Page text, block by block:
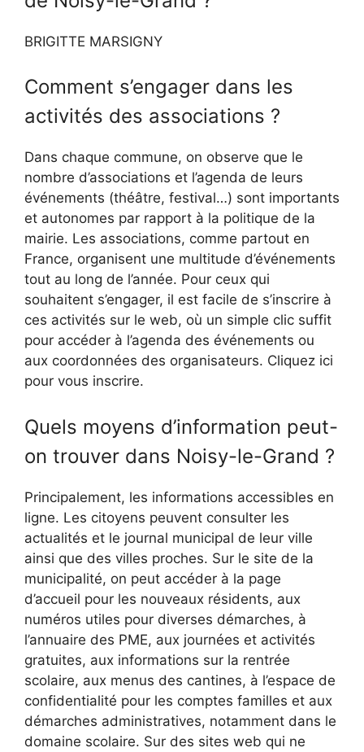
BRIGITTE MARSIGNY
Comment s’engager dans les
activités des associations ?
Dans chaque commune, on observe que le
nombre d’associations et l’agenda de leurs
événements (théâtre, festival…) sont importants
et autonomes par rapport à la politique de la
mairie. Les associations, comme partout en
France, organisent une multitude d’événements
tout au long de l’année. Pour ceux qui
souhaitent s’engager, il est facile de s’inscrire à
ces activités sur le web, où un simple clic suffit
pour accéder à l’agenda des événements ou
aux coordonnées des organisateurs. Cliquez ici
pour vous inscrire.
Quels moyens d’information peut-
on trouver dans Noisy-le-Grand ?
Principalement, les informations accessibles en
ligne. Les citoyens peuvent consulter les
actualités et le journal municipal de leur ville
ainsi que des villes proches. Sur le site de la
municipalité, on peut accéder à la page
d’accueil pour les nouveaux résidents, aux
numéros utiles pour diverses démarches, à
l’annuaire des PME, aux journées et activités
gratuites, aux informations sur la rentrée
scolaire, aux menus des cantines, à l’espace de
confidentialité pour les comptes familles et aux
démarches administratives, notamment dans le
domaine scolaire. Sur des sites web qui ne